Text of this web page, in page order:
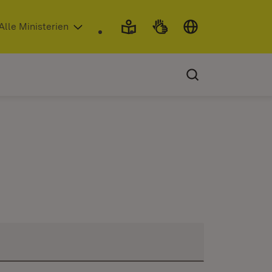
neuem Fenster)
Ministerien